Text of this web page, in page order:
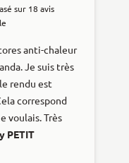
sur 18 avis
anti-chaleur
Je suis très
rendu est
correspond
voulais. Très
PETIT